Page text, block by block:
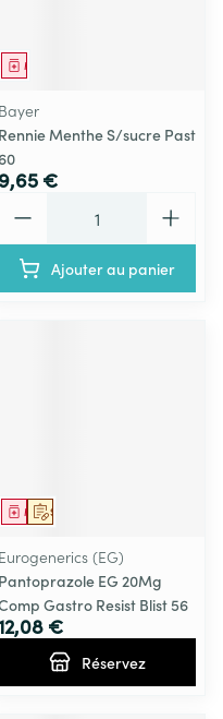
Médicament
Bayer
Rennie Menthe S/sucre Past
9,65 €
Ajouter au panier
Sur prescription
Médicament
Eurogenerics (EG)
Pantoprazole EG 20Mg
Gastro Resist Blist 56
€
Réservez